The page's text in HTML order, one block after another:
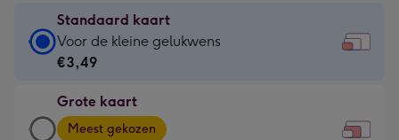
Standaard kaart
Standaard
kaart
€3,49
-
Voor de kleine gelukwens
€3,49
Grote kaart
Grote
Meest gekozen